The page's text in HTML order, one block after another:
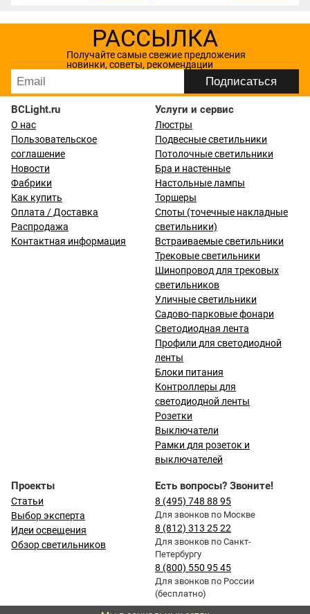
РАССЫЛКА
Получайте самые свежие предложения
новинки, советы, рекомендации
BCLight.ru
О нас
Пользовательское
соглашение
Новости
Фабрики
Как купить
Оплата / Доставка
Распродажа
Контактная информация
Услуги и сервис
Люстры
Подвесные светильники
Потолочные светильники
Бра и настенные
Настольные лампы
Торшеры
Споты (точечные накладные
светильники)
Встраиваемые светильники
Трековые светильники
Шинопровод для трековых
светильников
Уличные светильники
Садово-парковые фонари
Светодиодная лента
Профили для светодиодной
ленты
Блоки питания
Контроллеры для
светодиодной ленты
Розетки
Выключатели
Рамки для розеток и
выключателей
Проекты
Статьи
Выбор эксперта
Идеи освещения
Обзор светильников
Есть вопросы? Звоните!
8 (495) 748 88 95
Для звонков по Москве
8 (812) 313 25 22
Для звонков по Санкт-
Петербургу
8 (800) 550 95 45
Для звонков по России
(бесплатно)